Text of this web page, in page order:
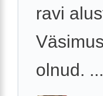
ravi
olnud. ...